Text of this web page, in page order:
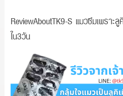
แจ้งชำระเงิน
ReviewAboutTK9-S แมวซึมเพราะ
ใน3วัน